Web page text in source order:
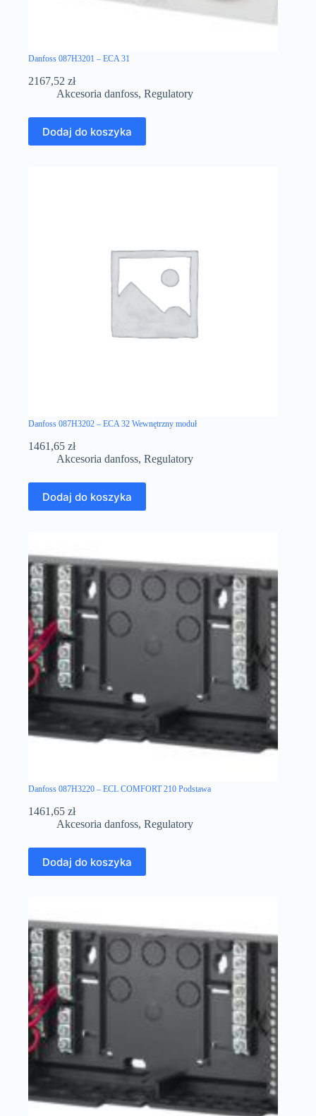
Danfoss 087H3201 – ECA 31
2167,52 zł
Akcesoria danfoss, Regulatory
Dodaj do koszyka
Danfoss 087H3202 – ECA 32 Wewnętrzny moduł
1461,65 zł
Akcesoria danfoss, Regulatory
Dodaj do koszyka
Danfoss 087H3220 – ECL COMFORT 210 Podstawa
1461,65 zł
Akcesoria danfoss, Regulatory
Dodaj do koszyka